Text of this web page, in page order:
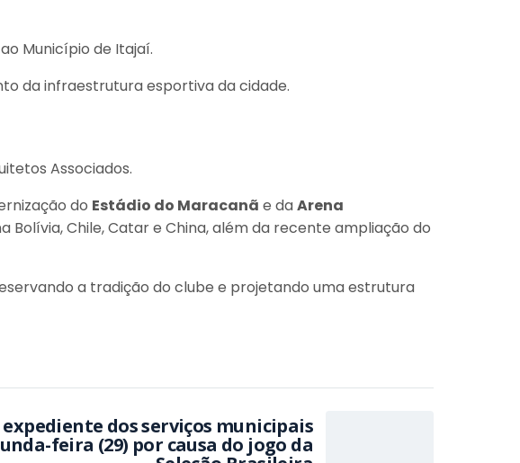
Município de Itajaí.
da infraestrutura esportiva da cidade.
Associados.
do Estádio do Maracanã e daArena
Bolívia, Chile, Catar e China, além da recente ampliação do
a tradição do clube e projetando uma estrutura
dos serviços municipais
feira (29) por causa do jogo da